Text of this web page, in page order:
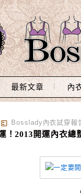
最新文章 內
Bosslady內衣試穿報
！2013開運內衣總